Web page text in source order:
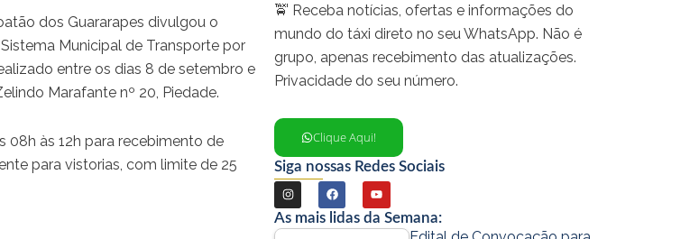
dos Guararapes divulgou o
Municipal de Transporte por
entre os dias 8 de setembro e
Marafante nº 20, Piedade.
08h às 12h para recebimento de
para vistorias, com limite de 25
🚖 Receba notícias, ofertas e informações do
mundo do táxi direto no seu WhatsApp. Não é
grupo, apenas recebimento das atualizações.
Privacidade do seu número.
Clique Aqui!
Siga nossas Redes Sociais
I
n
F
a
Y
o
As mais lidas da Semana: